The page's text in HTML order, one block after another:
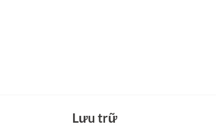
Lưu trữ